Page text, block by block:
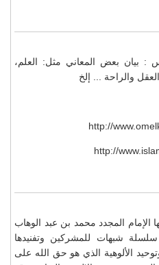
: بيان بعض المعاني مثل: العلم،
والراحة ... إلخ
http://
المجدد محمد بن عبد الوهاب
شبهات للمشركين وتفنيدها
وتوحيد الألوهية الذي هو حق الله على